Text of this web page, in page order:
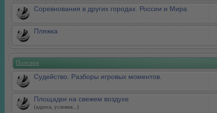
Соревнования в других городах. России и Мира
Пляжка
Полезное
Судейство. Разборы игровых моментов.
Площадки на свежем воздухе
(адреса, условия...)